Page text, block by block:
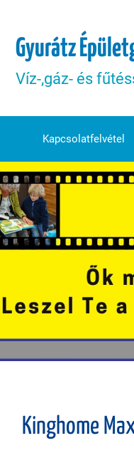
Gyurátz
Víz-,gáz- és
Kapcsolatfelvétel
Kinghome